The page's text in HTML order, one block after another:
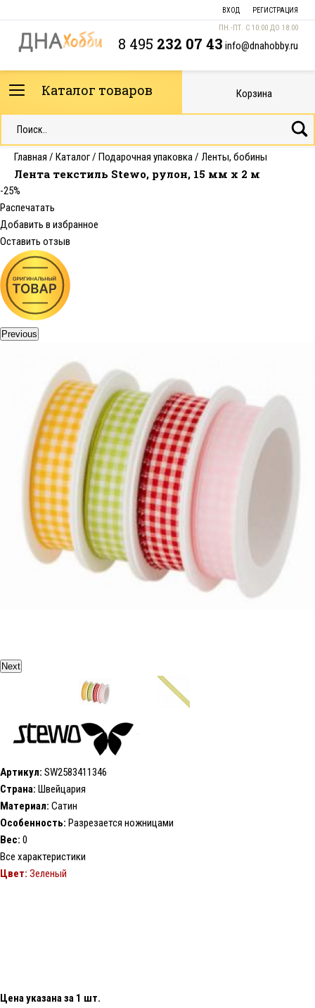
ВХОД РЕГИСТРАЦИЯ
ПН.-ПТ. С 10:00 ДО 18:00
8 495 232 07 43 info@dnahobby.ru
Каталог товаров Корзина
Главная / Каталог/ Подарочная упаковка/ Ленты, бобины
Лента текстиль Stewo, рулон, 15 мм х 2 м
-25%
Распечатать
Добавить в избранное
Оставить отзыв
Previous
Next
Артикул: SW2583411346
Страна: Швейцария
Материал: Сатин
Особенность: Разрезается ножницами
Вес: 0
Все характеристики
Цвет: Зеленый
Цена указана за 1 шт.